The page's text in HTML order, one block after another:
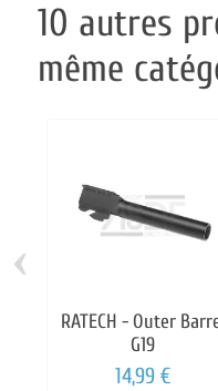
10 autres
même
RATECH - Outer
G19
14,99 €
‹